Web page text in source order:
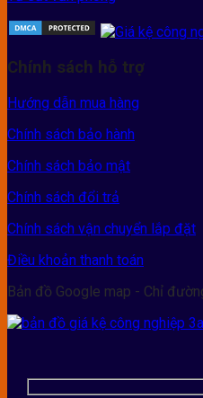
Chính sách hỗ trợ
Hướng dẫn mua hàng
Chính sách bảo hành
Chính sách bảo mật
Chính sách đổi trả
Chính sách vận chuyển lắp đặt
Điều khoản thanh toán
Bản đồ Google map - Chỉ